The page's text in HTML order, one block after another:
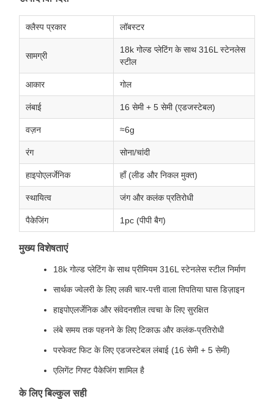
क्लैस्प प्रकार लॉबस्टर
सामग्री
18k गोल्ड प्लेटिंग के साथ 316L स्टेनलेस
स्टील
आकार गोल
लंबाई 16 सेमी + 5 सेमी (एडजस्टेबल)
वज़न ≈6g
रंग सोना/चांदी
हाइपोएलर्जेनिक हाँ (लीड और निकल मुक्त)
स्थायित्व जंग और कलंक प्रतिरोधी
पैकेजिंग 1pc (पीपी बैग)
मुख्य विशेषताएं
18k गोल्ड प्लेटिंग के साथ प्रीमियम 316L स्टेनलेस स्टील निर्माण
सार्थक ज्वेलरी के लिए लकी चार-पत्ती वाला तिपतिया घास डिज़ाइन
हाइपोएलर्जेनिक और संवेदनशील त्वचा के लिए सुरक्षित
लंबे समय तक पहनने के लिए टिकाऊ और कलंक-प्रतिरोधी
परफेक्ट फिट के लिए एडजस्टेबल लंबाई (16 सेमी + 5 सेमी)
एलिगेंट गिफ्ट पैकेजिंग शामिल है
के लिए बिल्कुल सही